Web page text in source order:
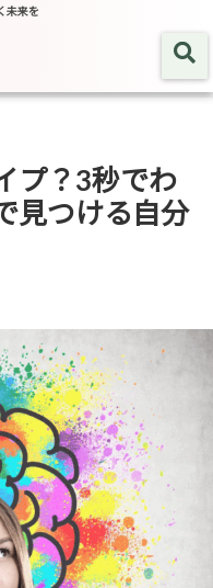
未来を
プ？3秒でわ
見つける自分